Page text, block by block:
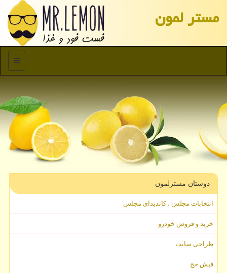
مستر لمون
منو
دوستان مسترلمون
انتخابات مجلس ، کاندیدای مجلس
خرید و فروش خودرو
طراحی سایت
فیش حج